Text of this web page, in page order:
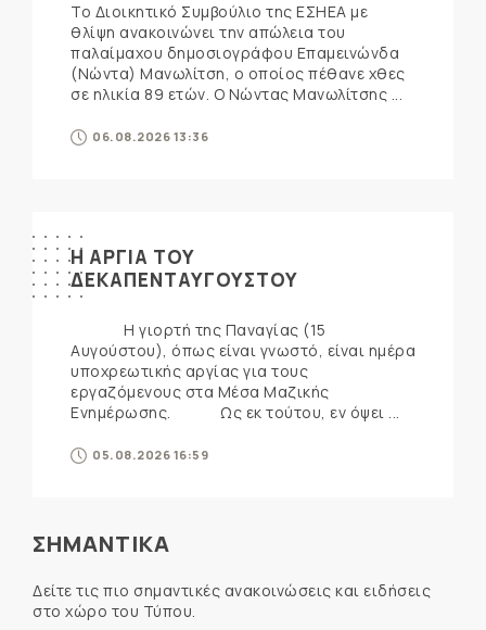
Το Διοικητικό Συμβούλιο της ΕΣΗΕΑ με
θλίψη ανακοινώνει την απώλεια του
παλαίμαχου δημοσιογράφου Επαμεινώνδα
(Νώντα) Μανωλίτση, ο οποίος πέθανε χθες
σε ηλικία 89 ετών. Ο Νώντας Μανωλίτσης ...
06.08.2026 13:36
Η ΑΡΓΙΑ ΤΟΥ
ΔΕΚΑΠΕΝΤΑΥΓΟΥΣΤΟΥ
Η γιορτή της Παναγίας (15
Αυγούστου), όπως είναι γνωστό, είναι ημέρα
υποχρεωτικής αργίας για τους
εργαζόμενους στα Μέσα Μαζικής
Ενημέρωσης. Ως εκ τούτου, εν όψει ...
05.08.2026 16:59
ΣΗΜΑΝΤΙΚΑ
Δείτε τις πιο σημαντικές ανακοινώσεις και ειδήσεις
στο χώρο του Τύπου.